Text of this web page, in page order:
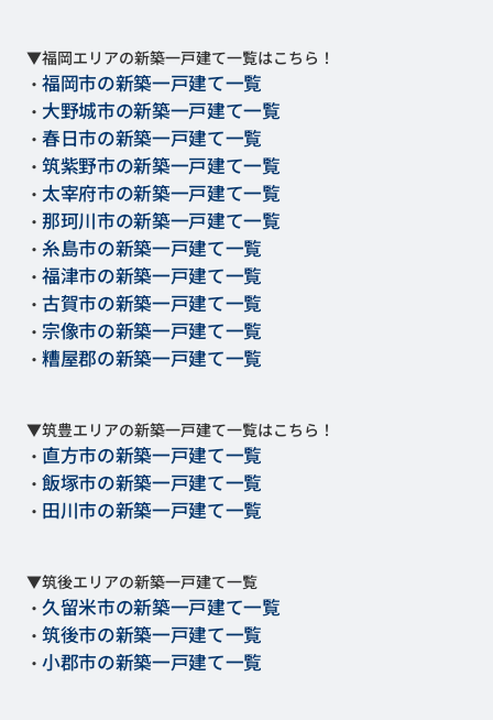
▼福岡エリアの新築一戸建て一覧はこちら！
・ 福岡市の新築一戸建て一覧
・ 大野城市の新築一戸建て一覧
・ 春日市の新築一戸建て一覧
・ 筑紫野市の新築一戸建て一覧
・ 太宰府市の新築一戸建て一覧
・ 那珂川市の新築一戸建て一覧
・ 糸島市の新築一戸建て一覧
・ 福津市の新築一戸建て一覧
・ 古賀市の新築一戸建て一覧
・ 宗像市の新築一戸建て一覧
・ 糟屋郡の新築一戸建て一覧
▼筑豊エリアの新築一戸建て一覧はこちら！
・ 直方市の新築一戸建て一覧
・ 飯塚市の新築一戸建て一覧
・ 田川市の新築一戸建て一覧
▼筑後エリアの新築一戸建て一覧
・ 久留米市の新築一戸建て一覧
・ 筑後市の新築一戸建て一覧
・ 小郡市の新築一戸建て一覧